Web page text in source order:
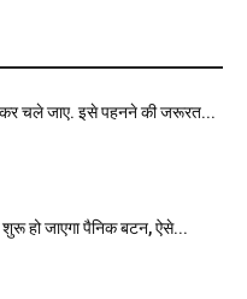
चले जाए. इसे पहनने की जरूरत...
हो जाएगा पैनिक बटन, ऐसे...